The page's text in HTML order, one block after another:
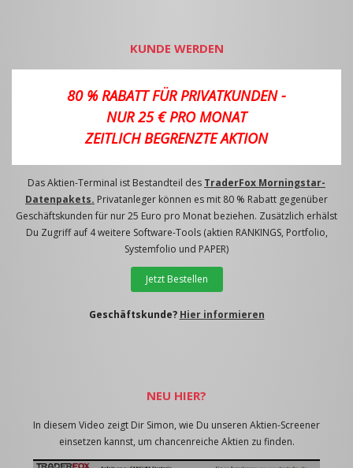
KUNDE WERDEN
80 % RABATT FÜR PRIVATKUNDEN -
NUR 25 € PRO MONAT
ZEITLICH BEGRENZTE AKTION
Das Aktien-Terminal ist Bestandteil des TraderFox Morningstar-
Datenpakets. Privatanleger können es mit 80 % Rabatt gegenüber
Geschäftskunden für nur 25 Euro pro Monat beziehen. Zusätzlich erhälst
Du Zugriff auf 4 weitere Software-Tools (aktien RANKINGS, Portfolio,
Systemfolio und PAPER)
Jetzt Bestellen
Geschäftskunde? Hier informieren
NEU HIER?
In diesem Video zeigt Dir Simon, wie Du unseren Aktien-Screener
einsetzen kannst, um chancenreiche Aktien zu finden.